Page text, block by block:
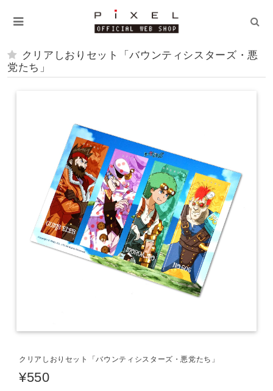
クリアしおりセット「バウンティシスターズ・悪
党たち」
クリアしおりセット「バウンティシスターズ・悪党たち」
¥550